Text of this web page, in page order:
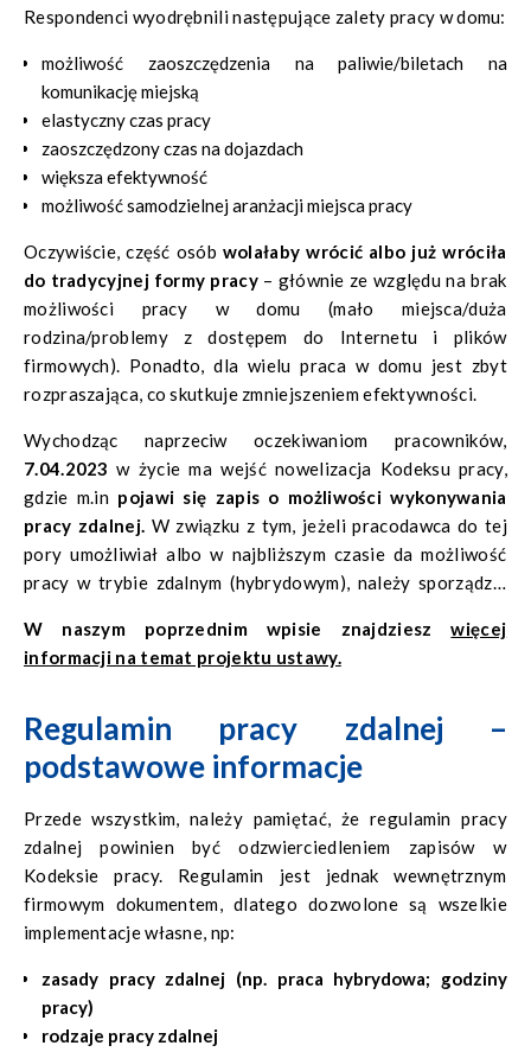
Respondenci wyodrębnili następujące zalety pracy w domu:
możliwość zaoszczędzenia na paliwie/biletach na
komunikację miejską
elastyczny czas pracy
zaoszczędzony czas na dojazdach
większa efektywność
możliwość samodzielnej aranżacji miejsca pracy
Oczywiście, część osób wolałaby wrócić albo już wróciła
do tradycyjnej formy pracy– głównie ze względu na brak
możliwości pracy w domu (mało miejsca/duża
rodzina/problemy z dostępem do Internetu i plików
firmowych). Ponadto, dla wielu praca w domu jest zbyt
rozpraszająca, co skutkuje zmniejszeniem efektywności.
Wychodząc naprzeciw oczekiwaniom pracowników,
7.04.2023 w życie ma wejść nowelizacja Kodeksu pracy,
gdzie m.in pojawi się zapis o możliwości wykonywania
pracy zdalnej. W związku z tym, jeżeli pracodawca do tej
pory umożliwiał albo w najbliższym czasie da możliwość
pracy w trybie zdalnym (hybrydowym), należy sporządzić
zakresie.Chodzi o zaopatrzenie się wregulamin pracy
zdalnej.
W naszym poprzednim wpisie znajdzieszwięcej
informacji na temat projektu ustawy.
Regulamin pracy zdalnej –
podstawowe informacje
Przede wszystkim, należy pamiętać, że regulamin pracy
zdalnej powinien być odzwierciedleniem zapisów w
Kodeksie pracy. Regulamin jest jednak wewnętrznym
firmowym dokumentem, dlatego dozwolone są wszelkie
implementacje własne, np:
zasady pracy zdalnej (np. praca hybrydowa; godziny
pracy)
rodzaje pracy zdalnej